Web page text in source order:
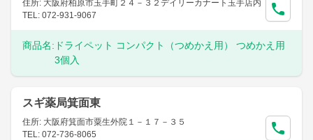
住所: 大阪府柏原市玉手町２４－３２デイリーカナート玉手店内
TEL: 072-931-9067
商品名: ドライペット コンパクト（つめかえ用） つめかえ用
3個入
スギ薬局箕面東
住所: 大阪府箕面市粟生外院１－１７－３５
TEL: 072-736-8065